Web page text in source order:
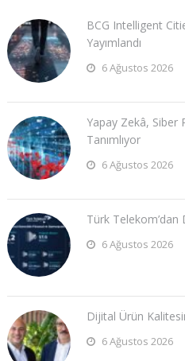
BCG Intelligent
Yayımlandı
6 Ağustos 2026
Yapay Zekâ, Siber
Tanımlıyor
6 Ağustos 2026
Türk Telekom’dan
6 Ağustos 2026
Dijital Ürün
6 Ağustos 2026